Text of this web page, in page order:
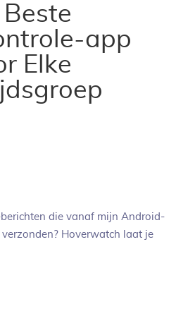
Beste
app
Elke
die vanaf mijn Android-
Hoverwatch laat je